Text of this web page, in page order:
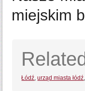
miejskim
Łódź,urząd miasta łódź